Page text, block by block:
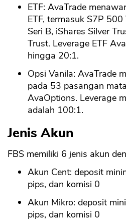
ETF: AvaTrade
ETF, termasuk S7P
Seri B, iShares Silver
Trust. Leverage ETF
hingga 20:1.
Opsi Vanila: AvaTrade
pada 53 pasangan
AvaOptions. Leverage
adalah 100:1.
Jenis Akun
FBS memiliki 6 jenis akun
Akun Cent: deposit
pips, dan komisi 0
Akun Mikro: deposit
pips, dan komisi 0